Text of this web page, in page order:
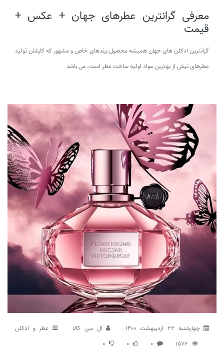
معرفی گرانترین عطرهای جهان + عکس +
قیمت
گرانترین ادکلن های جهان همیشه محصول برندهای خاص و مشهور که کارشان تولید
عطرهای نیش از بهترین مواد اولیه ساخت عطر است، می باشد
چهارشنبه 22 اردیبهشت 1400 ال سی کالا
عطر و ادکلن
1572
0
0
0